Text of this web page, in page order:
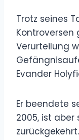
Trotz seines
Kontroversen
Verurteilung
Evander
Er beendete
2005, ist
zurückgekehrt.